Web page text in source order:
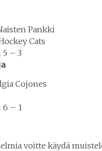
Pankki
Cats
5 – 3
Cojones
6 – 1
voitte käydä